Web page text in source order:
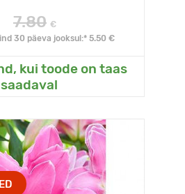
7.80 €
30 päeva jooksul:* 5.50 €
kui toode on taas
saadaval